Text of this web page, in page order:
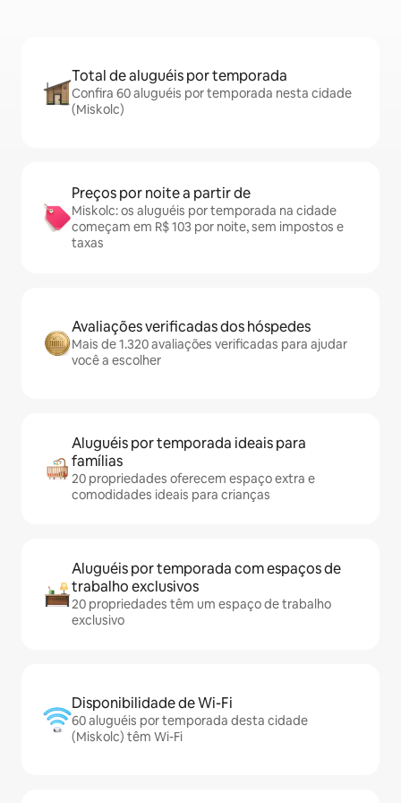
Total de aluguéis por temporada
Confira 60 aluguéis por temporada nesta cidade
(Miskolc)
Preços por noite a partir de
Miskolc: os aluguéis por temporada na cidade
começam em R$ 103 por noite, sem impostos e
taxas
Avaliações verificadas dos hóspedes
Mais de 1.320 avaliações verificadas para ajudar
você a escolher
Aluguéis por temporada ideais para
famílias
20 propriedades oferecem espaço extra e
comodidades ideais para crianças
Aluguéis por temporada com espaços de
trabalho exclusivos
20 propriedades têm um espaço de trabalho
exclusivo
Disponibilidade de Wi-Fi
60 aluguéis por temporada desta cidade
(Miskolc) têm Wi-Fi